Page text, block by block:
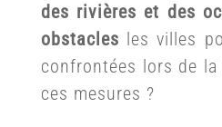
des rivières et des
obstacles les villes
confrontées lors de
ces mesures ?